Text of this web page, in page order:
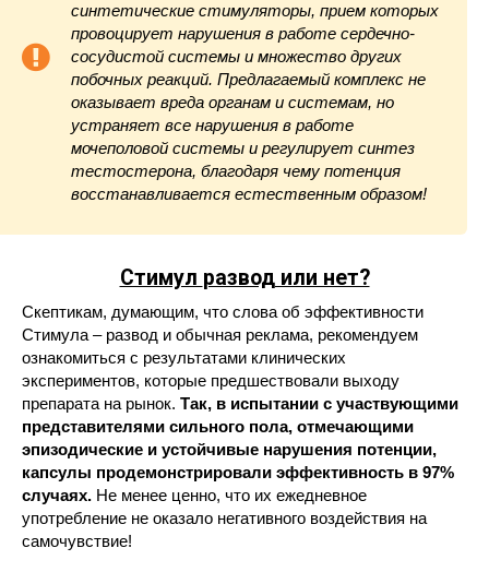
синтетические стимуляторы, прием которых
провоцирует нарушения в работе сердечно-
сосудистой системы и множество других
побочных реакций. Предлагаемый комплекс не
оказывает вреда органам и системам, но
устраняет все нарушения в работе
мочеполовой системы и регулирует синтез
тестостерона, благодаря чему потенция
восстанавливается естественным образом!
Стимул развод или нет?
Скептикам, думающим, что слова об эффективности
Стимула – развод и обычная реклама, рекомендуем
ознакомиться с результатами клинических
экспериментов, которые предшествовали выходу
препарата на рынок. Так, в испытании с участвующими
представителями сильного пола, отмечающими
эпизодические и устойчивые нарушения потенции,
капсулы продемонстрировали эффективность в 97%
случаях. Не менее ценно, что их ежедневное
употребление не оказало негативного воздействия на
самочувствие!